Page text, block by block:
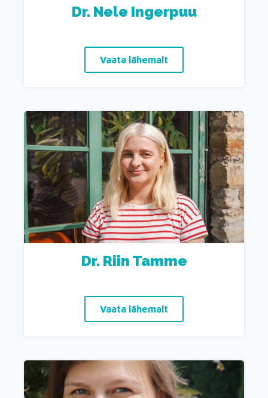
Dr. Nele Ingerpuu
Vaata lähemalt
Dr. Riin Tamme
Vaata lähemalt